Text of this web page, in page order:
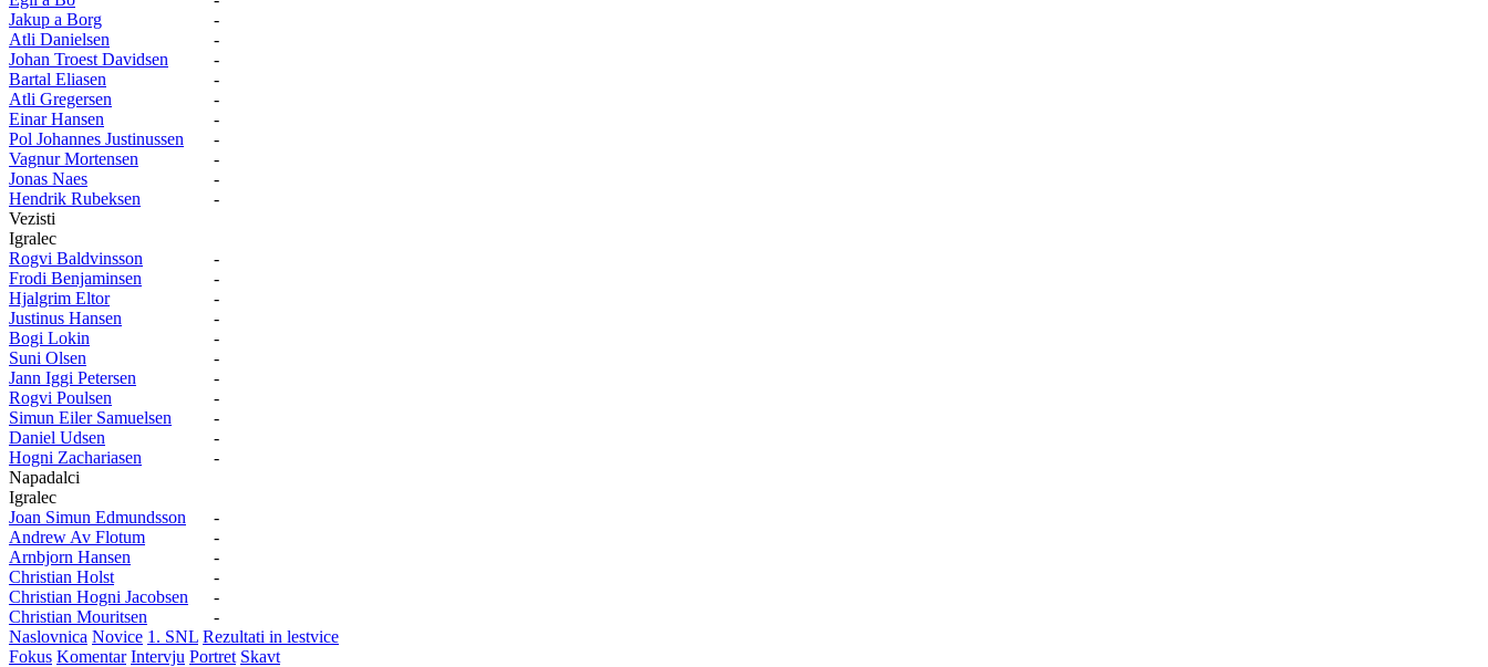
Jakup a Borg
-
Atli Danielsen
-
Johan Troest Davidsen
-
Bartal Eliasen
-
Atli Gregersen
-
Einar Hansen
-
Pol Johannes Justinussen
-
Vagnur Mortensen
-
Jonas Naes
-
Hendrik Rubeksen
-
Vezisti
Igralec
Rogvi Baldvinsson
-
Frodi Benjaminsen
-
Hjalgrim Eltor
-
Justinus Hansen
-
Bogi Lokin
-
Suni Olsen
-
Jann Iggi Petersen
-
Rogvi Poulsen
-
Simun Eiler Samuelsen
-
Daniel Udsen
-
Hogni Zachariasen
-
Napadalci
Igralec
Joan Simun Edmundsson
-
Andrew Av Flotum
-
Arnbjorn Hansen
-
Christian Holst
-
Christian Hogni Jacobsen
-
Christian Mouritsen
-
Naslovnica Novice 1. SNL Rezultati in lestvice
Fokus Komentar Intervju Portret Skavt